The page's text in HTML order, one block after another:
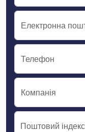
Електронна
Телефон
Компанія
Поштовий